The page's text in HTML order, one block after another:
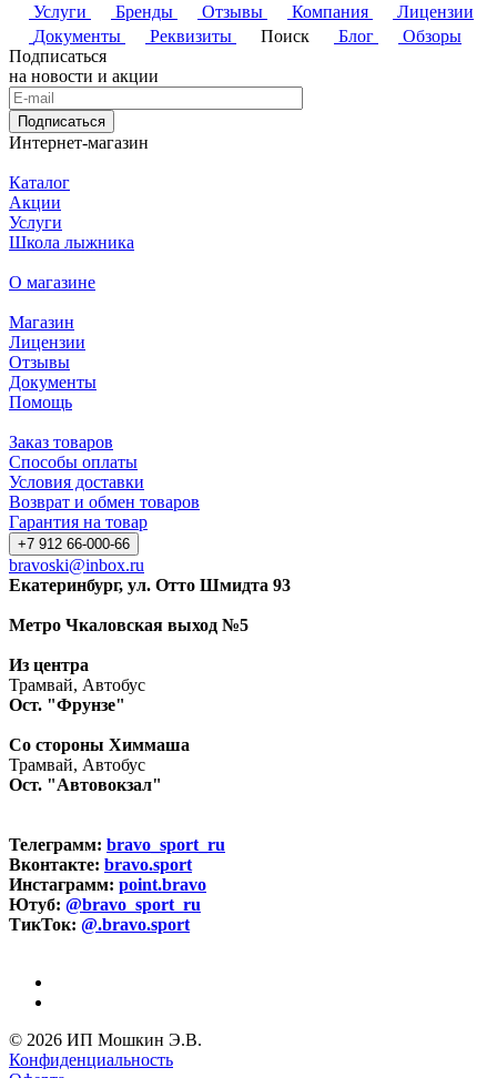
Услуги
Бренды Отзывы Компания
Лицензии
Документы
Реквизиты Поиск Блог
Обзоры
Подписаться
на новости и акции
Подписаться
Интернет-магазин
Каталог
Акции
Услуги
Школа лыжника
О магазине
Магазин
Лицензии
Отзывы
Документы
Помощь
Заказ товаров
Способы оплаты
Условия доставки
Возврат и обмен товаров
Гарантия на товар
+7 912 66-000-66
bravoski@inbox.ru
Екатеринбург, ул. Отто Шмидта 93
Метро Чкаловская выход №5
Из центра
Трамвай, Автобус
Ост. "Фрунзе"
Со стороны Химмаша
Трамвай, Автобус
Ост. "Автовокзал"
Телеграмм: bravo_sport_ru
Вконтакте: bravo.sport
Инстаграмм: point.bravo
Ютуб: @bravo_sport_ru
ТикТок: @.bravo.sport
© 2026 ИП Мошкин Э.В.
Конфиденциальность